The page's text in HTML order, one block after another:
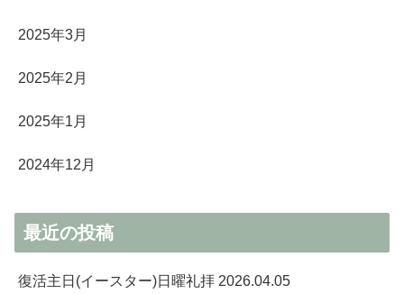
2025年3月
2025年2月
2025年1月
2024年12月
最近の投稿
復活主日(イースター)日曜礼拝 2026.04.05